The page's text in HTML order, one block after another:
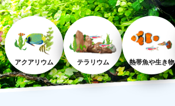
アクアリウム テラリウム 熱帯魚や生き物